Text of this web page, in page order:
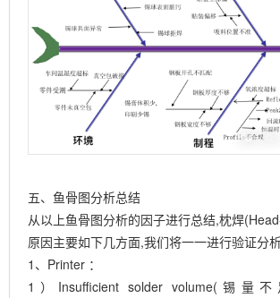
五、鱼骨图分析总结
从以上鱼骨图分析的因子进行总结,枕焊
原因主要如下几方面,我们将一一进行验证分析
1、Printer ：
1）Insufficient solder volume(锡量